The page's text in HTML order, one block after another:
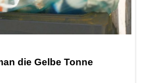
die Gelbe Tonne